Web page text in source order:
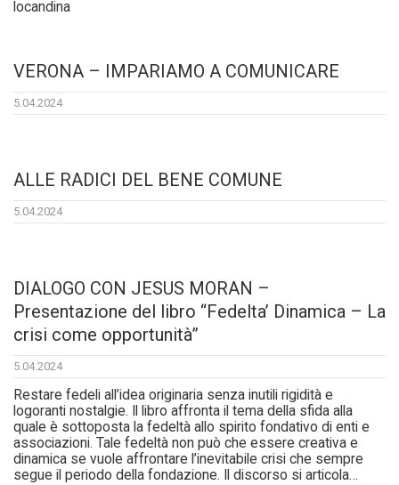
locandina
VERONA – IMPARIAMO A COMUNICARE
5.04.2024
ALLE RADICI DEL BENE COMUNE
5.04.2024
DIALOGO CON JESUS MORAN –
Presentazione del libro “Fedelta’ Dinamica – La
crisi come opportunità”
5.04.2024
Restare fedeli all’idea originaria senza inutili rigidità e
logoranti nostalgie. Il libro affronta il tema della sfida alla
quale è sottoposta la fedeltà allo spirito fondativo di enti e
associazioni. Tale fedeltà non può che essere creativa e
dinamica se vuole affrontare l’inevitabile crisi che sempre
segue il periodo della fondazione. Il discorso si articola…